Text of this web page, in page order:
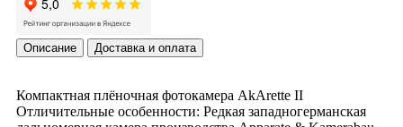
Описание Доставка и оплата
Компактная плёночная фотокамера AkArette II
Отличительные особенности: Редкая западногерманская